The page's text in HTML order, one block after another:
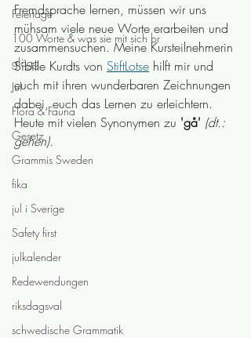
Feiertage
100 Worte & was sie mit sich br
glögg
Jul
Flora & Fauna
Gesetz
Grammis Sweden
fika
jul i Sverige
Safety first
julkalender
Redewendungen
riksdagsval
schwedische Grammatik
Fremdsprache lernen, müssen wir uns
mühsam viele neue Worte erarbeiten und
zusammensuchen. Meine Kursteilnehmerin
Sibille Kurdts von StiftLotse hilft mir und
euch mit ihren wunderbaren Zeichnungen
dabei, euch das Lernen zu erleichtern.
Heute mit vielen Synonymen zu 'gå' (dt.:
gehen).